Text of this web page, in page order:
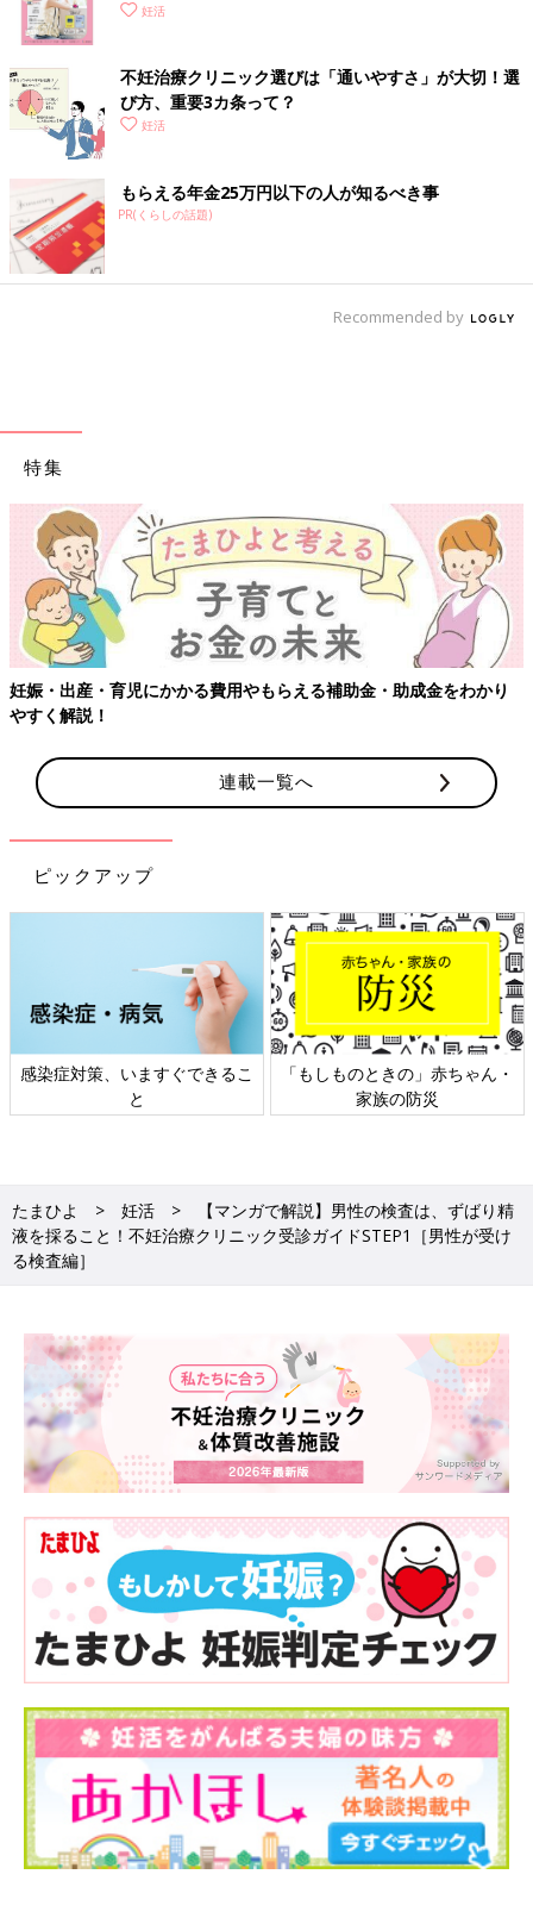
妊活
不妊治療クリニック選びは「通いやすさ」が大切！選
び方、重要3カ条って？
妊活
もらえる年金25万円以下の人が知るべき事
PR(くらしの話題)
Recommended by
特集
妊娠・出産・育児にかかる費用やもらえる補助金・助成金をわかり
やすく解説！
連載一覧へ
ピックアップ
感染症対策、いますぐできるこ
と
「もしものときの」赤ちゃん・
家族の防災
たまひよ 妊活
【マンガで解説】男性の検査は、ずばり精
液を採ること！不妊治療クリニック受診ガイドSTEP1［男性が受け
る検査編］